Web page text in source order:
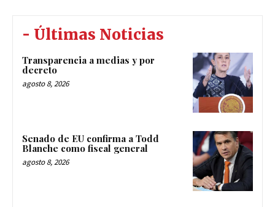
- Últimas Noticias
Transparencia a medias y por
decreto
agosto 8, 2026
Senado de EU confirma a Todd
Blanche como fiscal general
agosto 8, 2026